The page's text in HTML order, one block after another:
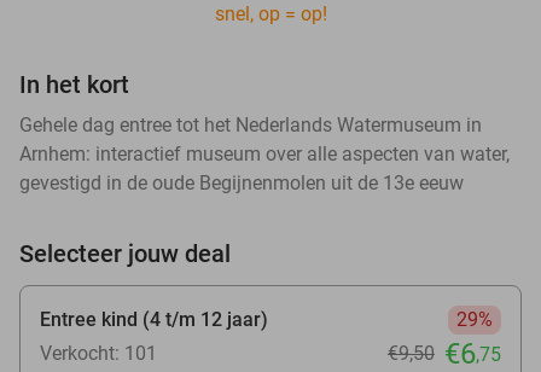
snel, op = op!
In het kort
Gehele dag entree tot het Nederlands Watermuseum in
Arnhem: interactief museum over alle aspecten van water,
gevestigd in de oude Begijnenmolen uit de 13e eeuw
Selecteer jouw deal
Entree kind (4 t/m 12 jaar)
29%
Verkocht: 101
€9,50 €6,75